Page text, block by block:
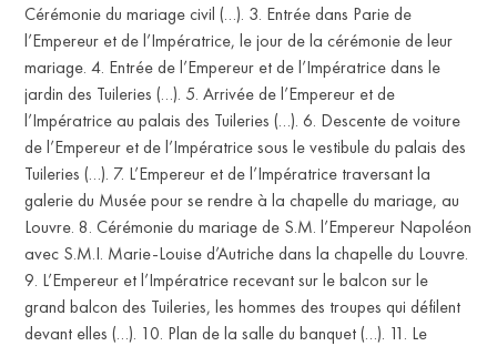
Cérémonie du mariage civil (…). 3. Entrée dans Parie de
l’Empereur et de l’Impératrice, le jour de la cérémonie de leur
mariage. 4. Entrée de l’Empereur et de l’Impératrice dans le
jardin des Tuileries (…). 5. Arrivée de l’Empereur et de
l’Impératrice au palais des Tuileries (…). 6. Descente de voiture
de l’Empereur et de l’Impératrice sous le vestibule du palais des
Tuileries (…). 7. L’Empereur et de l’Impératrice traversant la
galerie du Musée pour se rendre à la chapelle du mariage, au
Louvre. 8. Cérémonie du mariage de S.M. l’Empereur Napoléon
avec S.M.I. Marie-Louise d’Autriche dans la chapelle du Louvre.
9. L’Empereur et l’Impératrice recevant sur le balcon sur le
grand balcon des Tuileries, les hommes des troupes qui défilent
devant elles (…). 10. Plan de la salle du banquet (…). 11. Le